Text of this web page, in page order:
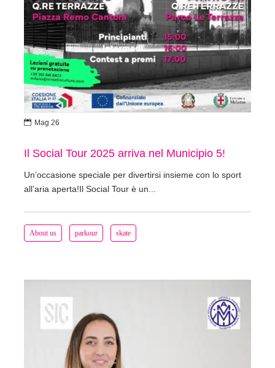
About us parkour skate
Il Social Tour 2025 arriva nel Municipio 5!
Un’occasione speciale per divertirsi insieme con lo sport
all’aria aperta!Il Social Tour è un...
 Mag 26